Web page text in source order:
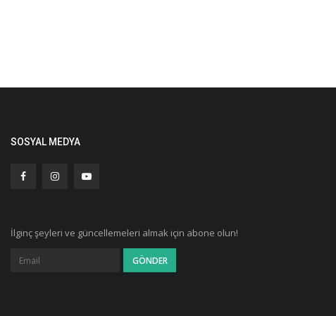
SOSYAL MEDYA
İlginç şeyleri ve güncellemeleri almak için abone olun!